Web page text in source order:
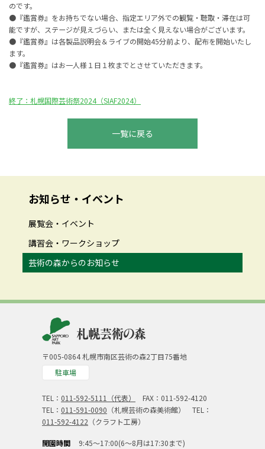
のです。
●『鑑賞券』をお持ちでない場合、指定エリア外での観覧・聴取・滞在は可
能ですが、ステージが見えづらい、または全く見えない場合がございます。
●『鑑賞券』は各製品説明会＆ライブの開始45分前より、配布を開始いたし
ます。
●『鑑賞券』はお一人様１日１枚までとさせていただきます。
終了：札幌国際芸術祭2024（SIAF2024）
一覧に戻る
お知らせ・イベント
展覧会・イベント
講習会・ワークショップ
芸術の森からのお知らせ
〒005-0864 札幌市南区芸術の森2丁目75番地
駐車場
TEL： 011-592-5111（代表）
FAX：011-592-4120
TEL： 011-591-0090 （札幌芸術の森美術館） TEL：
011-592-4122 （クラフト工房）
開園時間 9:45～17:00(6～8月は17:30まで)